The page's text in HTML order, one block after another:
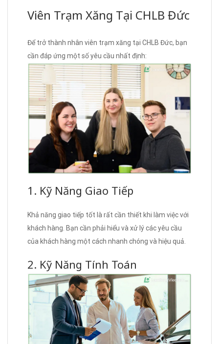
Viên Trạm Xăng Tại CHLB Đức
Để trở thành nhân viên trạm xăng tại CHLB Đức, bạn
cần đáp ứng một số yêu cầu nhất định:
1. Kỹ Năng Giao Tiếp
Khả năng giao tiếp tốt là rất cần thiết khi làm việc với
khách hàng. Bạn cần phải hiểu và xử lý các yêu cầu
của khách hàng một cách nhanh chóng và hiệu quả.
2. Kỹ Năng Tính Toán